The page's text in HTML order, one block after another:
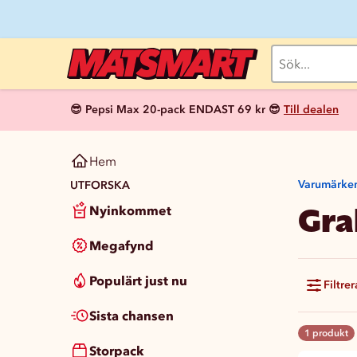
😎 Pepsi Max 20-pack ENDAST 69 kr 😎 Till dealen
Hem
UTFORSKA
Nyinkommet
Megafynd
Populärt just nu
Sista chansen
Storpack
1 produkt